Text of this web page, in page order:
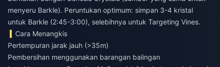
menyeru Barkle). Peruntukan optimum: simpan 3-4 kristal
untuk Barkle (2:45-3:00), selebihnya untuk Targeting Vines.
Cara Menangkis
Pertempuran jarak jauh (>35m)
Pembersihan menggunakan barangan balingan